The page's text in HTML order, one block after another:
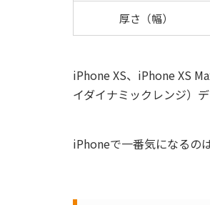
厚さ（幅）
iPhone XS、iPhone XS
イダイナミックレンジ）
iPhoneで一番気になるの